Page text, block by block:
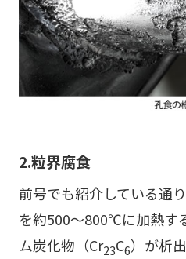
2.粒界腐食
前号でも紹介している通
を約500～800℃に加熱す
ム炭化物（Cr23C6）が析